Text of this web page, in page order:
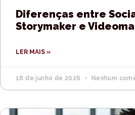
Diferenças entre
Storymaker e
LER MAIS »
18 de junho de 2026 Nenhum